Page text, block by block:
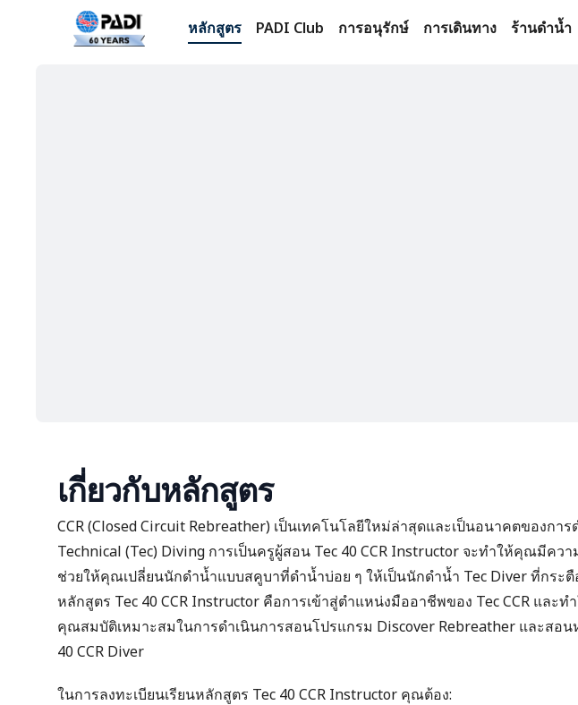
หลักสูตร PADI Club การอนุรักษ์ การเดินทาง ร้านดำน้ำ
เกี่ยวกับหลักสูตร
CCR (Closed Circuit Rebreather) เป็นเทคโนโลยีใหม่ล่าสุดและเป็นอนาคตของการ
Technical (Tec) Diving การเป็นครูผู้สอน Tec 40 CCR Instructor จะทำให้คุณมีคว
ช่วยให้คุณเปลี่ยนนักดำน้ำแบบสคูบาที่ดำน้ำบ่อย ๆ ให้เป็นนักดำน้ำ Tec Diver ที่กระ
หลักสูตร Tec 40 CCR Instructor คือการเข้าสู่ตำแหน่งมืออาชีพของ Tec CCR และ
คุณสมบัติเหมาะสมในการดำเนินการสอนโปรแกรม Discover Rebreather และสอน
40 CCR Diver
ในการลงทะเบียนเรียนหลักสูตร Tec 40 CCR Instructor คุณต้อง: